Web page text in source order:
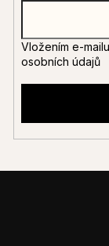
Vložením e-
osobních údajů